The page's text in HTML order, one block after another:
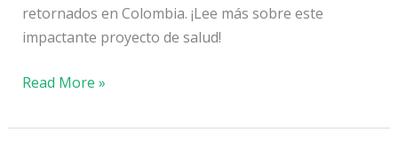
retornados en Colombia. ¡Lee más sobre este
impactante proyecto de salud!
Read More »